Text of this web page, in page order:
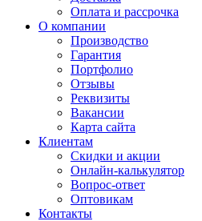
Оплата и рассрочка
О компании
Производство
Гарантия
Портфолио
Отзывы
Реквизиты
Вакансии
Карта сайта
Клиентам
Скидки и акции
Онлайн-калькулятор
Вопрос-ответ
Оптовикам
Контакты